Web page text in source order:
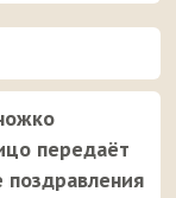
передаёт